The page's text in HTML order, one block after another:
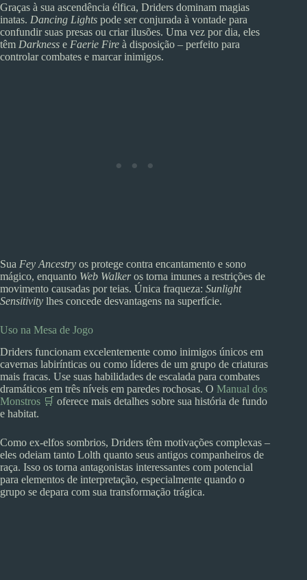
Graças à sua ascendência élfica, Driders dominam magias
inatas. Dancing Lights pode ser conjurada à vontade para
confundir suas presas ou criar ilusões. Uma vez por dia, eles
têm Darkness e Faerie Fire à disposição – perfeito para
controlar combates e marcar inimigos.
Sua Fey Ancestry os protege contra encantamento e sono
mágico, enquanto Web Walkeros torna imunes a restrições de
movimento causadas por teias. Única fraqueza: Sunlight
Sensitivity lhes concede desvantagens na superfície.
Uso na Mesa de Jogo
Driders funcionam excelentemente como inimigos únicos em
cavernas labirínticas ou como líderes de um grupo de criaturas
mais fracas. Use suas habilidades de escalada para combates
dramáticos em três níveis em paredes rochosas. O Manual dos
Monstros 🛒 oferece mais detalhes sobre sua história de fundo
e habitat.
Como ex-elfos sombrios, Driders têm motivações complexas –
eles odeiam tanto Lolth quanto seus antigos companheiros de
raça. Isso os torna antagonistas interessantes com potencial
para elementos de interpretação, especialmente quando o
grupo se depara com sua transformação trágica.